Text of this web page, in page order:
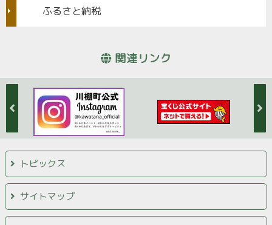
ふるさと納税
関連リンク
トピックス
サイトマップ